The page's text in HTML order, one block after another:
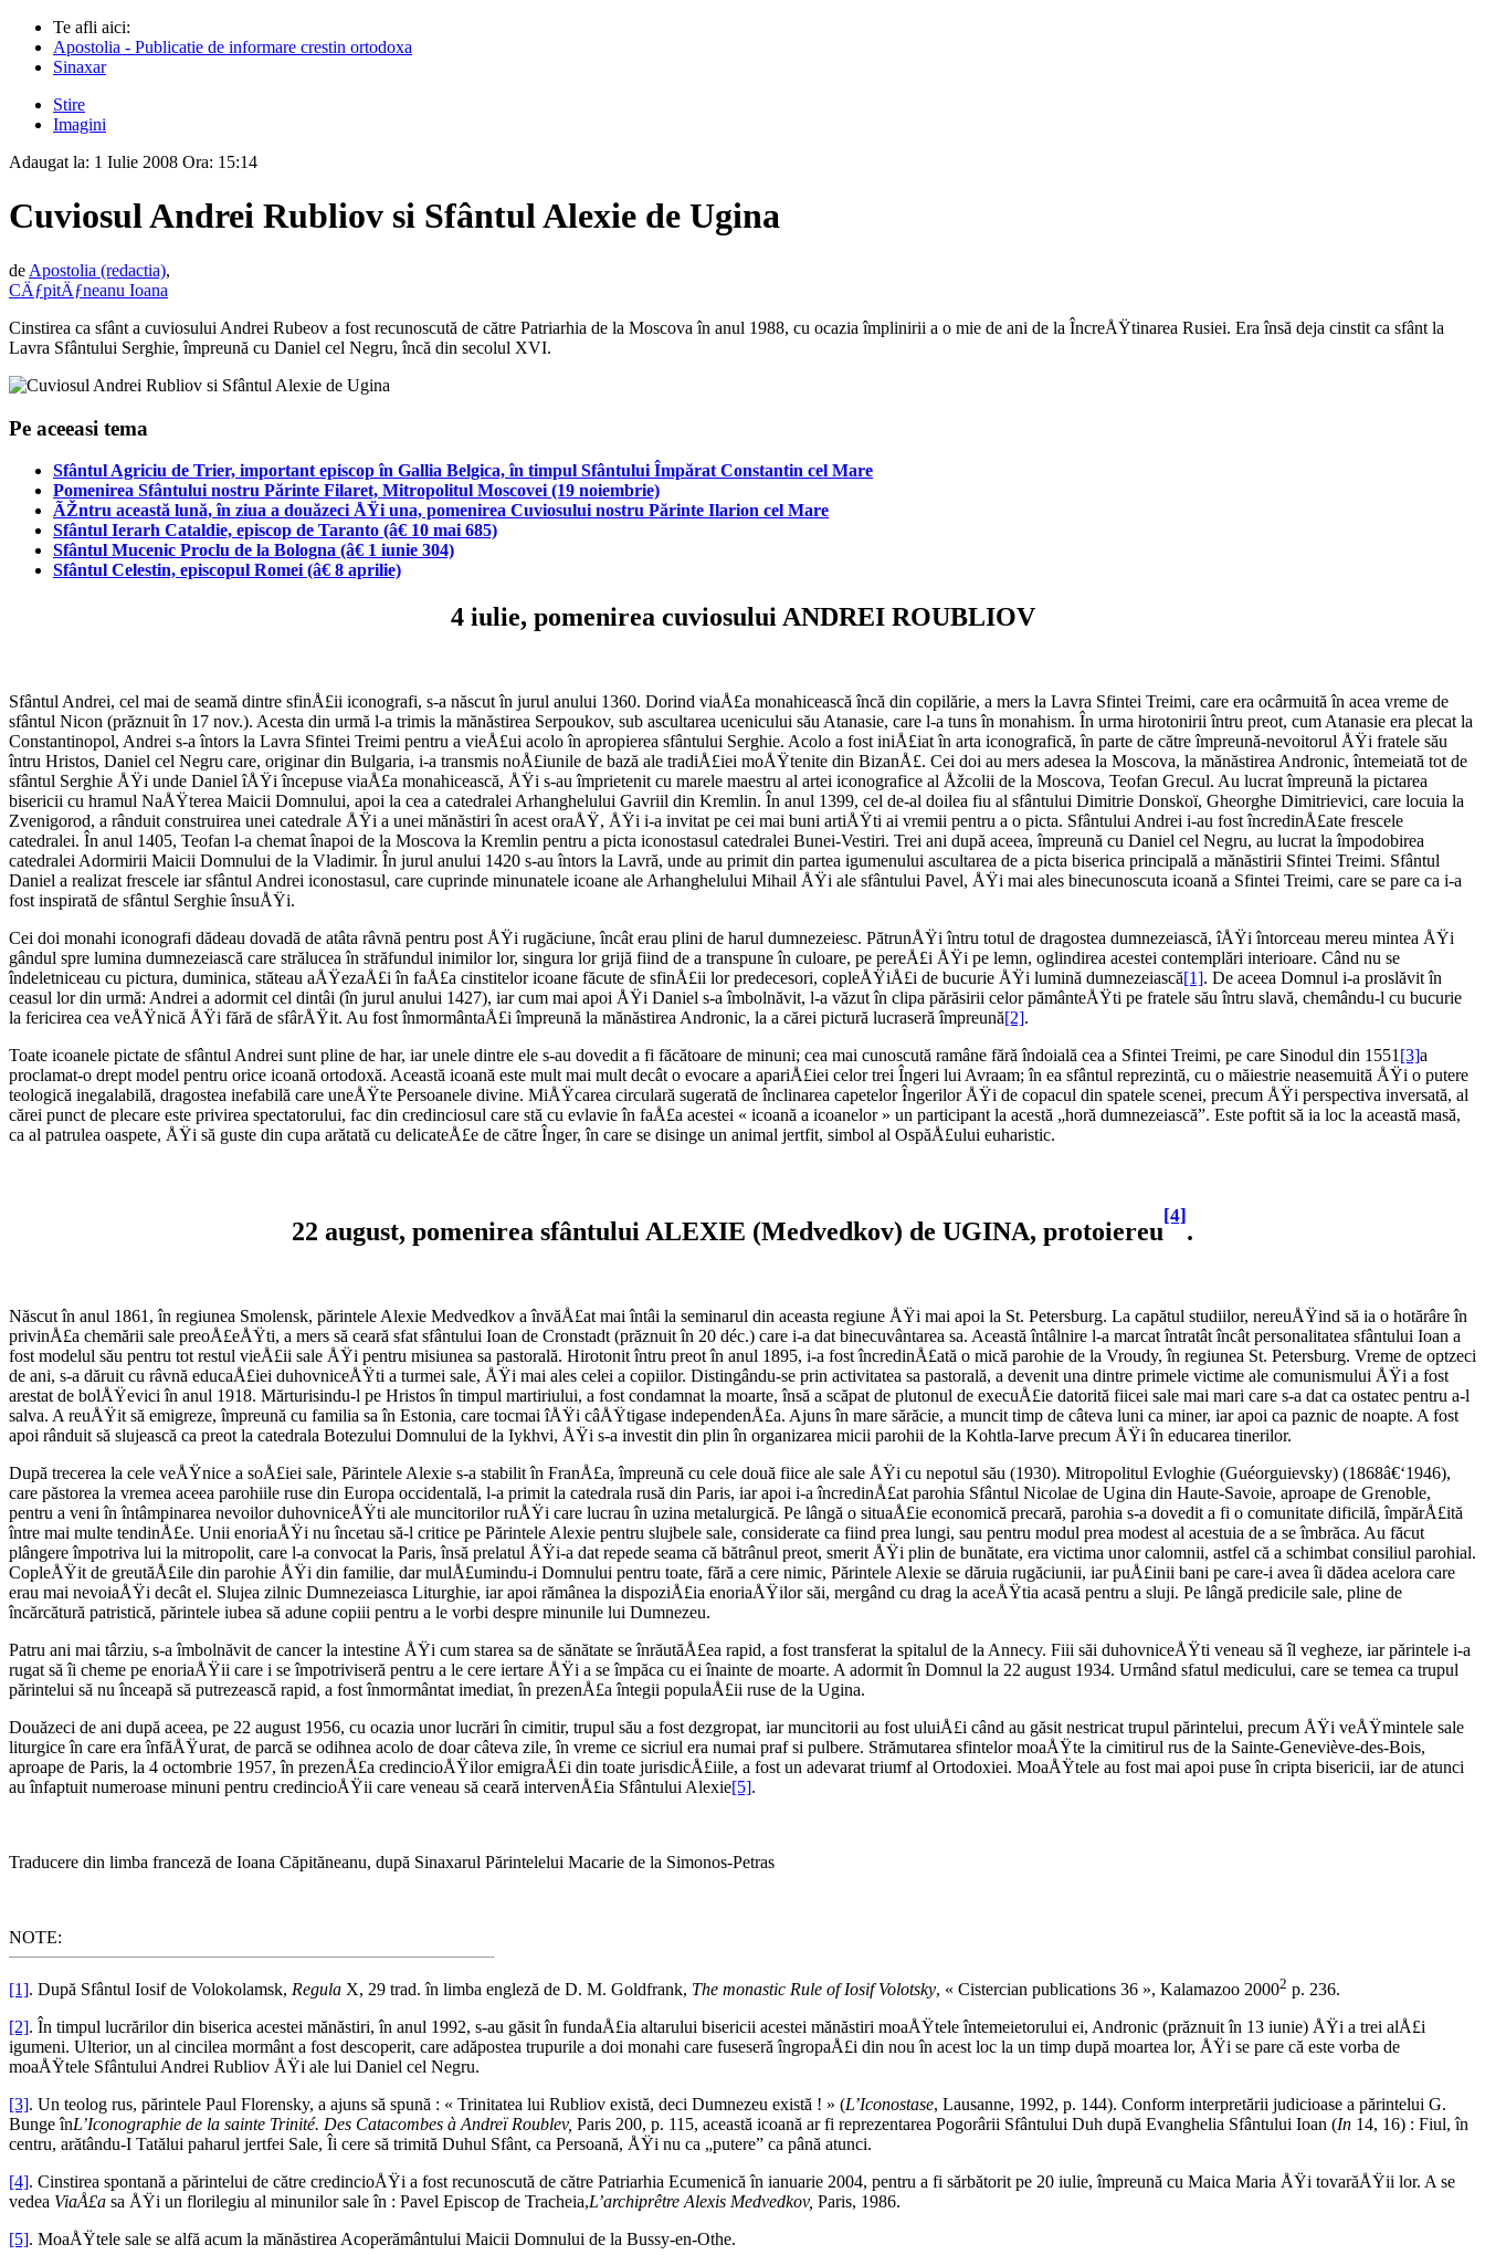
Te afli aici:
Apostolia - Publicatie de informare crestin ortodoxa
Sinaxar
Stire
Imagini
Adaugat la: 1 Iulie 2008 Ora: 15:14
Cuviosul Andrei Rubliov si Sfântul Alexie de Ugina
de Apostolia (redactia),
CÄƒpitÄƒneanu Ioana
Cinstirea ca sfânt a cuviosului Andrei Rubeov a fost recunoscută de către Patriarhia de la Moscova în anul 1988, cu ocazia împlinirii a o mie de ani de la ÎncreÅŸtinarea Rusiei. Era însă deja cinstit ca sfânt la
Lavra Sfântului Serghie, împreună cu Daniel cel Negru, încă din secolul XVI.
Pe aceeasi tema
Sfântul Agriciu de Trier, important episcop în Gallia Belgica, în timpul Sfântului Împărat Constantin cel Mare
Pomenirea Sfântului nostru Părinte Filaret, Mitropolitul Moscovei (19 noiembrie)
ÃŽntru această lună, în ziua a douăzeci ÅŸi una, pomenirea Cuviosului nostru Părinte Ilarion cel Mare
Sfântul Ierarh Cataldie, episcop de Taranto (â€ 10 mai 685)
Sfântul Mucenic Proclu de la Bologna (â€ 1 iunie 304)
Sfântul Celestin, episcopul Romei (â€ 8 aprilie)
4 iulie, pomenirea cuviosului ANDREI ROUBLIOV
Sfântul Andrei, cel mai de seamă dintre sfinÅ£ii iconografi, s-a născut în jurul anului 1360. Dorind viaÅ£a monahicească încă din copilărie, a mers la Lavra Sfintei Treimi, care era ocârmuită în acea vreme de
sfântul Nicon (prăznuit în 17 nov.). Acesta din urmă l-a trimis la mănăstirea Serpoukov, sub ascultarea ucenicului său Atanasie, care l-a tuns în monahism. În urma hirotonirii întru preot, cum Atanasie era plecat la
Constantinopol, Andrei s-a întors la Lavra Sfintei Treimi pentru a vieÅ£ui acolo în apropierea sfântului Serghie. Acolo a fost iniÅ£iat în arta iconografică, în parte de către împreună-nevoitorul ÅŸi fratele său
întru Hristos, Daniel cel Negru care, originar din Bulgaria, i-a transmis noÅ£iunile de bază ale tradiÅ£iei moÅŸtenite din BizanÅ£. Cei doi au mers adesea la Moscova, la mănăstirea Andronic, întemeiată tot de
sfântul Serghie ÅŸi unde Daniel îÅŸi începuse viaÅ£a monahicească, ÅŸi s-au împrietenit cu marele maestru al artei iconografice al Åžcolii de la Moscova, Teofan Grecul. Au lucrat împreună la pictarea
bisericii cu hramul NaÅŸterea Maicii Domnului, apoi la cea a catedralei Arhanghelului Gavriil din Kremlin. În anul 1399, cel de-al doilea fiu al sfântului Dimitrie Donskoï, Gheorghe Dimitrievici, care locuia la
Zvenigorod, a rânduit construirea unei catedrale ÅŸi a unei mănăstiri în acest oraÅŸ, ÅŸi i-a invitat pe cei mai buni artiÅŸti ai vremii pentru a o picta. Sfântului Andrei i-au fost încredinÅ£ate frescele
catedralei. În anul 1405, Teofan l-a chemat înapoi de la Moscova la Kremlin pentru a picta iconostasul catedralei Bunei-Vestiri. Trei ani după aceea, împreună cu Daniel cel Negru, au lucrat la împodobirea
catedralei Adormirii Maicii Domnului de la Vladimir. În jurul anului 1420 s-au întors la Lavră, unde au primit din partea igumenului ascultarea de a picta biserica principală a mănăstirii Sfintei Treimi. Sfântul
Daniel a realizat frescele iar sfântul Andrei iconostasul, care cuprinde minunatele icoane ale Arhanghelului Mihail ÅŸi ale sfântului Pavel, ÅŸi mai ales binecunoscuta icoană a Sfintei Treimi, care se pare ca i-a
fost inspirată de sfântul Serghie însuÅŸi.
Cei doi monahi iconografi dădeau dovadă de atâta râvnă pentru post ÅŸi rugăciune, încât erau plini de harul dumnezeiesc. PătrunÅŸi întru totul de dragostea dumnezeiască, îÅŸi întorceau mereu mintea ÅŸi
gândul spre lumina dumnezeiască care strălucea în străfundul inimilor lor, singura lor grijă fiind de a transpune în culoare, pe pereÅ£i ÅŸi pe lemn, oglindirea acestei contemplări interioare. Când nu se
îndeletniceau cu pictura, duminica, stăteau aÅŸezaÅ£i în faÅ£a cinstitelor icoane făcute de sfinÅ£ii lor predecesori, copleÅŸiÅ£i de bucurie ÅŸi lumină dumnezeiască[1]. De aceea Domnul i-a proslăvit în
ceasul lor din urmă: Andrei a adormit cel dintâi (în jurul anului 1427), iar cum mai apoi ÅŸi Daniel s-a îmbolnăvit, l-a văzut în clipa părăsirii celor pământeÅŸti pe fratele său întru slavă, chemându-l cu bucurie
la fericirea cea veÅŸnică ÅŸi fără de sfârÅŸit. Au fost înmormântaÅ£i împreună la mănăstirea Andronic, la a cărei pictură lucraseră împreună[2].
Toate icoanele pictate de sfântul Andrei sunt pline de har, iar unele dintre ele s-au dovedit a fi făcătoare de minuni; cea mai cunoscută ramâne fără îndoială cea a Sfintei Treimi, pe care Sinodul din 1551 [3]a
proclamat-o drept model pentru orice icoană ortodoxă. Această icoană este mult mai mult decât o evocare a apariÅ£iei celor trei Îngeri lui Avraam; în ea sfântul reprezintă, cu o măiestrie neasemuită ÅŸi o putere
teologică inegalabilă, dragostea inefabilă care uneÅŸte Persoanele divine. MiÅŸcarea circulară sugerată de înclinarea capetelor Îngerilor ÅŸi de copacul din spatele scenei, precum ÅŸi perspectiva inversată, al
cărei punct de plecare este privirea spectatorului, fac din credinciosul care stă cu evlavie în faÅ£a acestei « icoană a icoanelor » un participant la acestă „horă dumnezeiască”. Este poftit să ia loc la această masă,
ca al patrulea oaspete, ÅŸi să guste din cupa arătată cu delicateÅ£e de către Înger, în care se disinge un animal jertfit, simbol al OspăÅ£ului euharistic.
22 august, pomenirea sfântului ALEXIE (Medvedkov) de UGINA, protoiereu
[4]
.
Născut în anul 1861, în regiunea Smolensk, părintele Alexie Medvedkov a învăÅ£at mai întâi la seminarul din aceasta regiune ÅŸi mai apoi la St. Petersburg. La capătul studiilor, nereuÅŸind să ia o hotărâre în
privinÅ£a chemării sale preoÅ£eÅŸti, a mers să ceară sfat sfântului Ioan de Cronstadt (prăznuit în 20 déc.) care i-a dat binecuvântarea sa. Această întâlnire l-a marcat întratât încât personalitatea sfântului Ioan a
fost modelul său pentru tot restul vieÅ£ii sale ÅŸi pentru misiunea sa pastorală. Hirotonit întru preot în anul 1895, i-a fost încredinÅ£ată o mică parohie de la Vroudy, în regiunea St. Petersburg. Vreme de optzeci
de ani, s-a dăruit cu râvnă educaÅ£iei duhovniceÅŸti a turmei sale, ÅŸi mai ales celei a copiilor. Distingându-se prin activitatea sa pastorală, a devenit una dintre primele victime ale comunismului ÅŸi a fost
arestat de bolÅŸevici în anul 1918. Mărturisindu-l pe Hristos în timpul martiriului, a fost condamnat la moarte, însă a scăpat de plutonul de execuÅ£ie datorită fiicei sale mai mari care s-a dat ca ostatec pentru a-l
salva. A reuÅŸit să emigreze, împreună cu familia sa în Estonia, care tocmai îÅŸi câÅŸtigase independenÅ£a. Ajuns în mare sărăcie, a muncit timp de câteva luni ca miner, iar apoi ca paznic de noapte. A fost
apoi rânduit să slujească ca preot la catedrala Botezului Domnului de la Iykhvi, ÅŸi s-a investit din plin în organizarea micii parohii de la Kohtla-Iarve precum ÅŸi în educarea tinerilor.
După trecerea la cele veÅŸnice a soÅ£iei sale, Părintele Alexie s-a stabilit în FranÅ£a, împreună cu cele două fiice ale sale ÅŸi cu nepotul său (1930). Mitropolitul Evloghie (Guéorguievsky) (1868â€‘1946),
care păstorea la vremea aceea parohiile ruse din Europa occidentală, l-a primit la catedrala rusă din Paris, iar apoi i-a încredinÅ£at parohia Sfântul Nicolae de Ugina din Haute-Savoie, aproape de Grenoble,
pentru a veni în întâmpinarea nevoilor duhovniceÅŸti ale muncitorilor ruÅŸi care lucrau în uzina metalurgică. Pe lângă o situaÅ£ie economică precară, parohia s-a dovedit a fi o comunitate dificilă, împărÅ£ită
între mai multe tendinÅ£e. Unii enoriaÅŸi nu încetau să-l critice pe Părintele Alexie pentru slujbele sale, considerate ca fiind prea lungi, sau pentru modul prea modest al acestuia de a se îmbrăca. Au făcut
plângere împotriva lui la mitropolit, care l-a convocat la Paris, însă prelatul ÅŸi-a dat repede seama că bătrânul preot, smerit ÅŸi plin de bunătate, era victima unor calomnii, astfel că a schimbat consiliul parohial.
CopleÅŸit de greutăÅ£ile din parohie ÅŸi din familie, dar mulÅ£umindu-i Domnului pentru toate, fără a cere nimic, Părintele Alexie se dăruia rugăciunii, iar puÅ£inii bani pe care-i avea îi dădea acelora care
erau mai nevoiaÅŸi decât el. Slujea zilnic Dumnezeiasca Liturghie, iar apoi rămânea la dispoziÅ£ia enoriaÅŸilor săi, mergând cu drag la aceÅŸtia acasă pentru a sluji. Pe lângă predicile sale, pline de
încărcătură patristică, părintele iubea să adune copiii pentru a le vorbi despre minunile lui Dumnezeu.
Patru ani mai târziu, s-a îmbolnăvit de cancer la intestine ÅŸi cum starea sa de sănătate se înrăutăÅ£ea rapid, a fost transferat la spitalul de la Annecy. Fiii săi duhovniceÅŸti veneau să îl vegheze, iar părintele i-a
rugat să îi cheme pe enoriaÅŸii care i se împotriviseră pentru a le cere iertare ÅŸi a se împăca cu ei înainte de moarte. A adormit în Domnul la 22 august 1934. Urmând sfatul medicului, care se temea ca trupul
părintelui să nu înceapă să putrezească rapid, a fost înmormântat imediat, în prezenÅ£a întegii populaÅ£ii ruse de la Ugina.
Douăzeci de ani după aceea, pe 22 august 1956, cu ocazia unor lucrări în cimitir, trupul său a fost dezgropat, iar muncitorii au fost uluiÅ£i când au găsit nestricat trupul părintelui, precum ÅŸi veÅŸmintele sale
liturgice în care era înfăÅŸurat, de parcă se odihnea acolo de doar câteva zile, în vreme ce sicriul era numai praf si pulbere. Strămutarea sfintelor moaÅŸte la cimitirul rus de la Sainte-Geneviève-des-Bois,
aproape de Paris, la 4 octombrie 1957, în prezenÅ£a credincioÅŸilor emigraÅ£i din toate jurisdicÅ£iile, a fost un adevarat triumf al Ortodoxiei. MoaÅŸtele au fost mai apoi puse în cripta bisericii, iar de atunci
au înfaptuit numeroase minuni pentru credincioÅŸii care veneau să ceară intervenÅ£ia Sfântului Alexie[5].
Traducere din limba franceză de Ioana Căpităneanu, după Sinaxarul Părintelelui Macarie de la Simonos-Petras
NOTE:
[1]. După Sfântul Iosif de Volokolamsk, Regula X, 29 trad. în limba engleză de D. M. Goldfrank, The monastic Rule of Iosif Volotsky, « Cistercian publications 36 », Kalamazoo 20002 p. 236.
[2]. În timpul lucrărilor din biserica acestei mănăstiri, în anul 1992, s-au găsit în fundaÅ£ia altarului bisericii acestei mănăstiri moaÅŸtele întemeietorului ei, Andronic (prăznuit în 13 iunie) ÅŸi a trei alÅ£i
igumeni. Ulterior, un al cincilea mormânt a fost descoperit, care adăpostea trupurile a doi monahi care fuseseră îngropaÅ£i din nou în acest loc la un timp după moartea lor, ÅŸi se pare că este vorba de
moaÅŸtele Sfântului Andrei Rubliov ÅŸi ale lui Daniel cel Negru.
[3]. Un teolog rus, părintele Paul Florensky, a ajuns să spună : « Trinitatea lui Rubliov există, deci Dumnezeu există ! » (L’Iconostase, Lausanne, 1992, p. 144). Conform interpretării judicioase a părintelui G.
Bunge înL’Iconographie de la sainte Trinité. Des Catacombes à Andreï Roublev, Paris 200, p. 115, această icoană ar fi reprezentarea Pogorârii Sfântului Duh după Evanghelia Sfântului Ioan (In 14, 16) : Fiul, în
centru, arătându-I Tatălui paharul jertfei Sale, Îi cere să trimită Duhul Sfânt, ca Persoană, ÅŸi nu ca „putere” ca până atunci.
[4]. Cinstirea spontană a părintelui de către credincioÅŸi a fost recunoscută de către Patriarhia Ecumenică în ianuarie 2004, pentru a fi sărbătorit pe 20 iulie, împreună cu Maica Maria ÅŸi tovarăÅŸii lor. A se
vedea ViaÅ£a sa ÅŸi un florilegiu al minunilor sale în : Pavel Episcop de Tracheia,L’archiprêtre Alexis Medvedkov, Paris, 1986.
[5]. MoaÅŸtele sale se alfă acum la mănăstirea Acoperământului Maicii Domnului de la Bussy-en-Othe.